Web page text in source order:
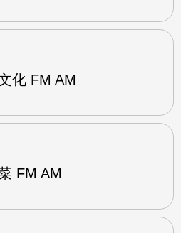
化 FM AM
FM AM